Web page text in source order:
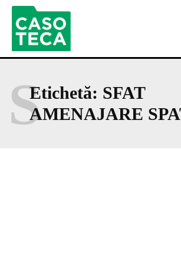
Etichetă: SFAT
AMENAJARE
S